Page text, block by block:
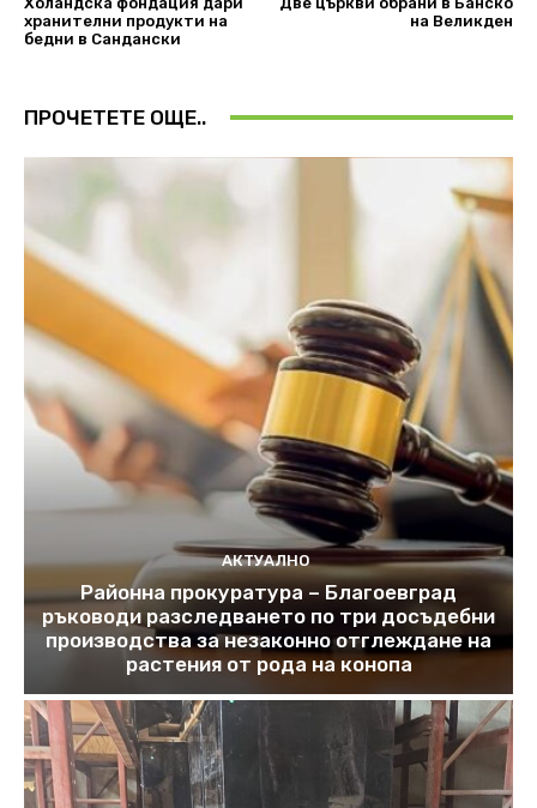
хранителни продукти на
бедни в Сандански
на Великден
ПРОЧЕТЕТЕ ОЩЕ..
АКТУАЛНО
Районна прокуратура – Благоевград
ръководи разследването по три досъдебни
производства за незаконно отглеждане на
растения от рода на конопа